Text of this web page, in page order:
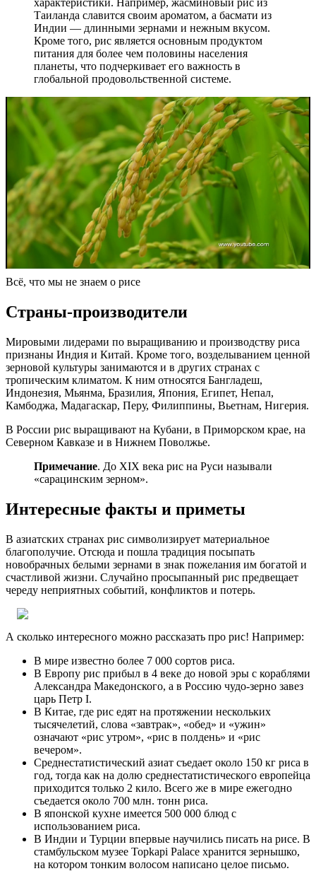
характеристики. Например, жасминовый рис из
Таиланда славится своим ароматом, а басмати из
Индии — длинными зернами и нежным вкусом.
Кроме того, рис является основным продуктом
питания для более чем половины населения
планеты, что подчеркивает его важность в
глобальной продовольственной системе.
Всё, что мы не знаем о рисе
Страны-производители
Мировыми лидерами по выращиванию и производству риса
признаны Индия и Китай. Кроме того, возделыванием ценной
зерновой культуры занимаются и в других странах с
тропическим климатом. К ним относятся Бангладеш,
Индонезия, Мьянма, Бразилия, Япония, Египет, Непал,
Камбоджа, Мадагаскар, Перу, Филиппины, Вьетнам, Нигерия.
В России рис выращивают на Кубани, в Приморском крае, на
Северном Кавказе и в Нижнем Поволжье.
Примечание. До XIX века рис на Руси называли
«сарацинским зерном».
Интересные факты и приметы
В азиатских странах рис символизирует материальное
благополучие. Отсюда и пошла традиция посыпать
новобрачных белыми зернами в знак пожелания им богатой и
счастливой жизни. Случайно просыпанный рис предвещает
череду неприятных событий, конфликтов и потерь.
А сколько интересного можно рассказать про рис! Например:
В мире известно более 7 000 сортов риса.
В Европу рис прибыл в 4 веке до новой эры с кораблями
Александра Македонского, а в Россию чудо-зерно завез
царь Петр I.
В Китае, где рис едят на протяжении нескольких
тысячелетий, слова «завтрак», «обед» и «ужин»
означают «рис утром», «рис в полдень» и «рис
вечером».
Среднестатистический азиат съедает около 150 кг риса в
год, тогда как на долю среднестатистического европейца
приходится только 2 кило. Всего же в мире ежегодно
съедается около 700 млн. тонн риса.
В японской кухне имеется 500 000 блюд с
использованием риса.
В Индии и Турции впервые научились писать на рисе. В
стамбульском музее Topkapi Palace хранится зернышко,
на котором тонким волосом написано целое письмо.